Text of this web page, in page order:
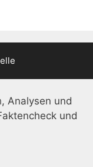
Analysen und
und